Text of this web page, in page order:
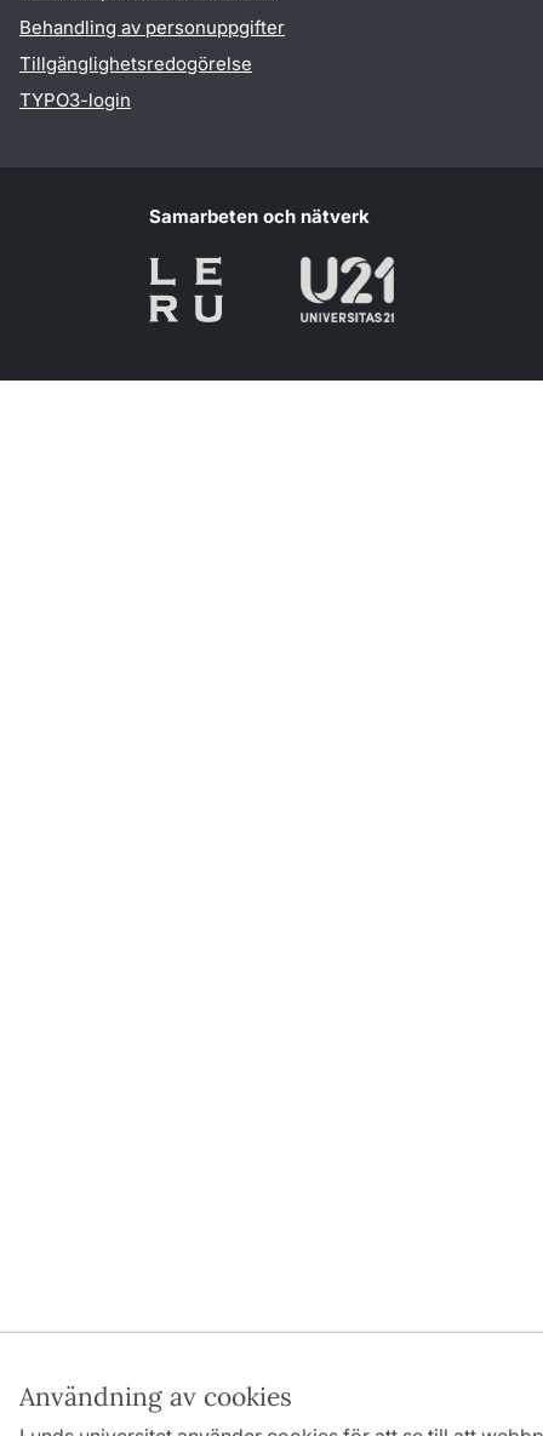
Användning av cookies
Behandling av personuppgifter
Tillgänglighetsredogörelse
TYPO3-login
Samarbeten och nätverk